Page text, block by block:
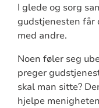
I glede og sorg
gudstjenesten får
med andre.
Noen føler seg
preger
skal man sitte?
hjelpe